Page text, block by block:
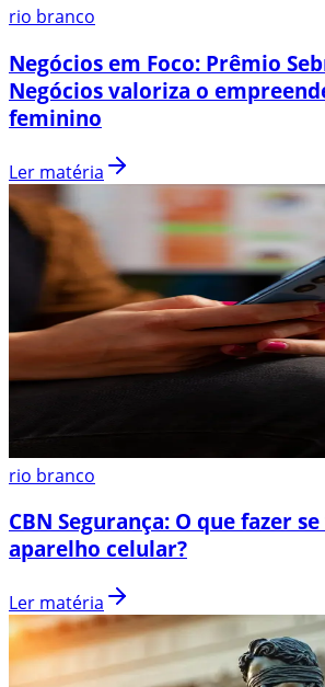
rio branco
Negócios em Foco: Prêmio
Negócios valoriza o
feminino
Ler matéria
rio branco
CBN Segurança: O que fazer
aparelho celular?
Ler matéria